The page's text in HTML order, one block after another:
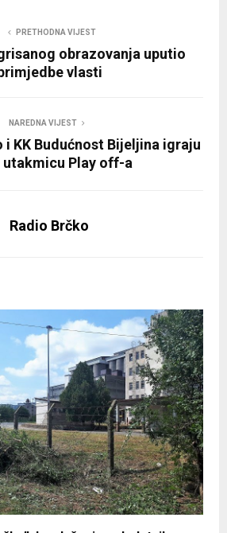
PRETHODNA VIJEST
obrazovanja uputio
vlasti
NAREDNA VIJEST
i KK Budućnost Bijeljina igraju
utakmicu Play off-a
Radio Brčko